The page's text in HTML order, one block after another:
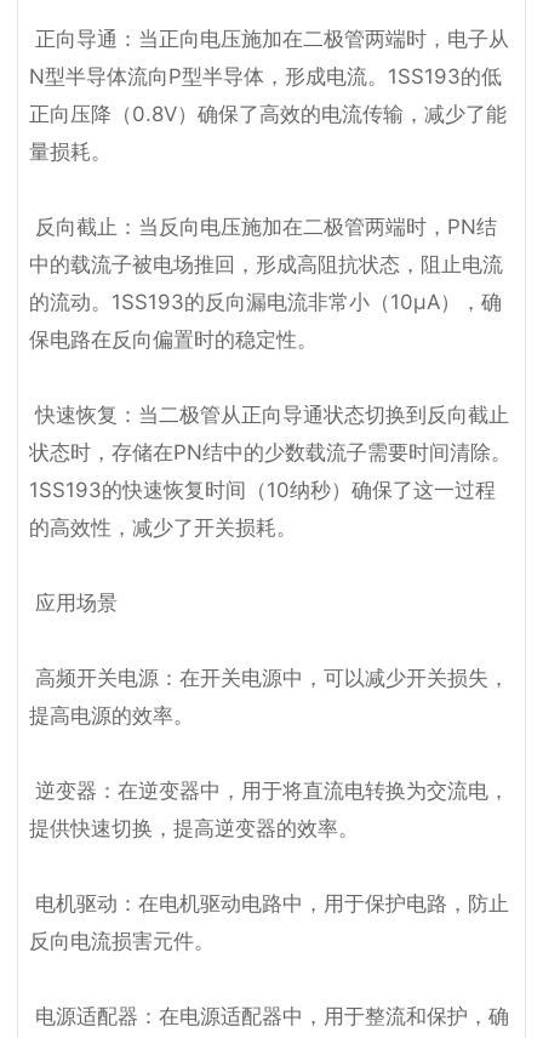
N型半导体流向P型半导体，形成电流。1SS193的低
正向压降（0.8V）确保了高效的电流传输，减少了能
量损耗。
中的载流子被电场推回，形成高阻抗状态，阻止电流
的流动。1SS193的反向漏电流非常小（10μA），确
保电路在反向偏置时的稳定性。
快速恢复：当二极管从正向导通状态切换到反向截止
状态时，存储在PN结中的少数载流子需要时间清除。
1SS193的快速恢复时间（10纳秒）确保了这一过程
的高效性，减少了开关损耗。
提高电源的效率。
提供快速切换，提高逆变器的效率。
反向电流损害元件。